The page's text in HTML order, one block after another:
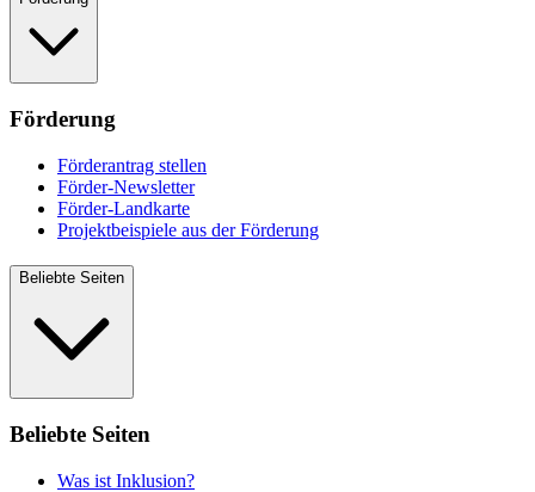
Förderung
Förderantrag stellen
Förder-Newsletter
Förder-Landkarte
Projektbeispiele aus der Förderung
Beliebte Seiten
Beliebte Seiten
Was ist Inklusion?